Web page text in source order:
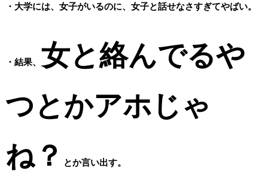
・大学には、女子がいるのに、女子と話せなさすぎてやばい。
・結果、 女と絡んでるや
つとかアホじゃ
ね？
とか言い出す。